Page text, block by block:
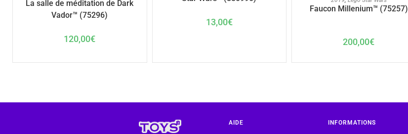
La salle de méditation de Dark
Vador™ (75296)
120,00€
13,00€
Faucon Millenium™ (75257)
200,00€
AIDE INFORMATIONS